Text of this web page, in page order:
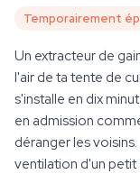
Temporairement
Un extracteur de
l'air de ta tente de
s'installe en dix
en admission
déranger les
ventilation d'un petit